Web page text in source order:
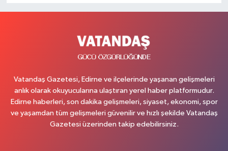
Vatandaş Gazetesi, Edirne ve ilçelerinde yaşanan gelişmeleri
anlık olarak okuyucularına ulaştıran yerel haber platformudur.
Edirne haberleri, son dakika gelişmeleri, siyaset, ekonomi, spor
ve yaşamdan tüm gelişmeleri güvenilir ve hızlı şekilde Vatandaş
Gazetesi üzerinden takip edebilirsiniz.